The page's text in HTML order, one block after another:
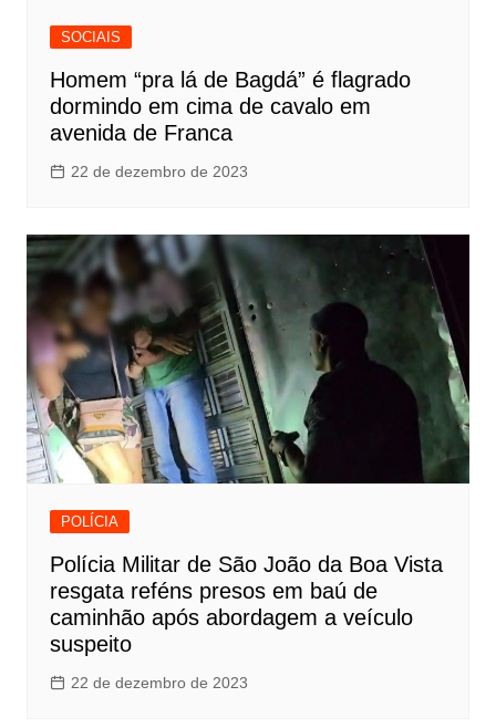
SOCIAIS
Homem “pra lá de Bagdá” é flagrado
dormindo em cima de cavalo em
avenida de Franca
22 de dezembro de 2023
POLÍCIA
Polícia Militar de São João da Boa Vista
resgata reféns presos em baú de
caminhão após abordagem a veículo
suspeito
22 de dezembro de 2023